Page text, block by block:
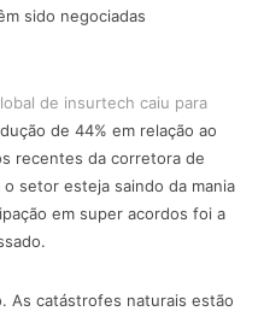
sido negociadas
de insurtech caiu para
de 44% em relação ao
recentes da corretora de
setor esteja saindo da mania
em super acordos foi a
As catástrofes naturais estão